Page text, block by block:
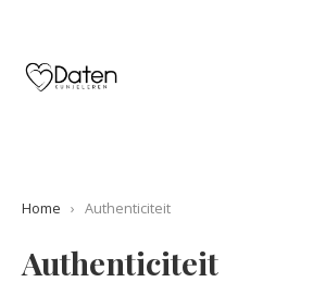
Home › Authenticiteit
Authenticiteit